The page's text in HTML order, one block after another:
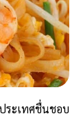
ระเทศชื่นชอบ